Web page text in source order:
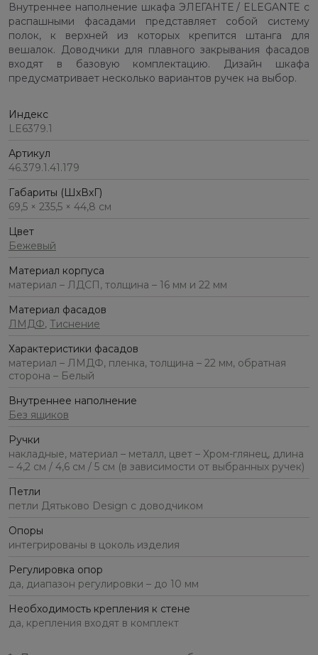
Внутреннее наполнение шкафа ЭЛЕГАНТЕ / ELEGANTE с
распашными фасадами представляет собой систему
полок, к верхней из которых крепится штанга для
вешалок. Доводчики для плавного закрывания фасадов
входят в базовую комплектацию. Дизайн шкафа
предусматривает несколько вариантов ручек на выбор.
Индекс
LE6379.1
Артикул
46.379.1.41.179
Габариты (ШхВхГ)
69,5 × 235,5 × 44,8 см
Цвет
Бежевый
Материал корпуса
материал – ЛДСП, толщина – 16 мм и 22 мм
Материал фасадов
ЛМДФ, Тиснение
Характеристики фасадов
материал – ЛМДФ, пленка, толщина – 22 мм, обратная
сторона – Белый
Внутреннее наполнение
Без ящиков
Ручки
накладные, материал – металл, цвет – Хром-глянец, длина
– 4,2 см / 4,6 см / 5 см (в зависимости от выбранных ручек)
Петли
петли Дятьково Design с доводчиком
Опоры
интегрированы в цоколь изделия
Регулировка опор
да, диапазон регулировки – до 10 мм
Необходимость крепления к стене
да, крепления входят в комплект